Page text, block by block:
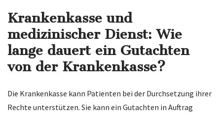
Krankenkasse und
medizinischer Dienst:Wie
lange dauert ein Gutachten
von der Krankenkasse?
Die Krankenkasse kann Patienten bei der Durchsetzung ihrer
Rechte unterstützen. Sie kann ein Gutachten in Auftrag